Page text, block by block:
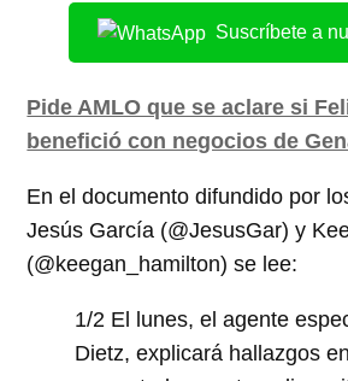
Suscríbete a
Pide AMLO que se aclare si
benefició con negocios de
En el documento difundido por
Jesús García (@JesusGar) y
(@keegan_hamilton) se lee:
1/2 El lunes, el agente
Dietz, explicará hallazgos en